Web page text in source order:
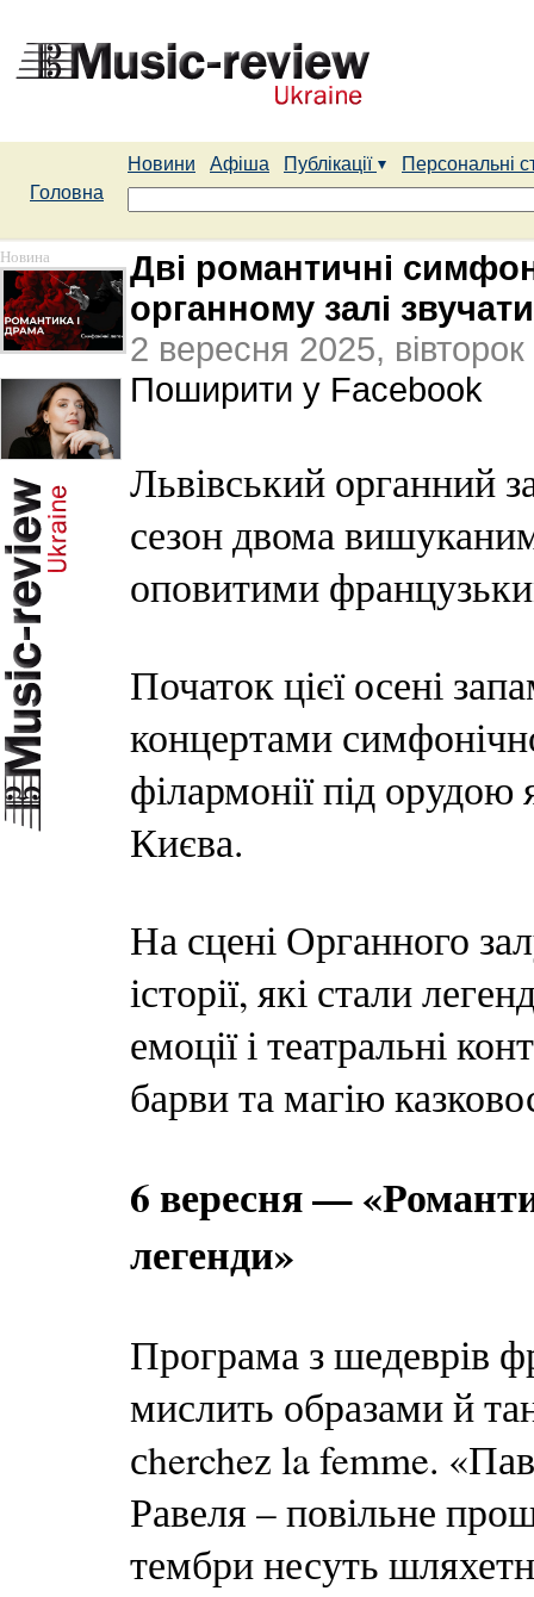
Новини Афіша Публікації
Персональні
Головна
Новина
Дві романтичні
органному залі
2 вересня 2025, вівторок
Поширити у Facebook
Львівський органний
сезон двома
оповитими
Початок цієї осені
концертами
філармонії під орудою
Києва.
На сцені Органного
історії, які стали
емоції і театральні
барви та магію
6 вересня —
легенди»
Програма з шедеврів
мислить образами й
сherchez la femme.
Равеля – повільне
тембри несуть